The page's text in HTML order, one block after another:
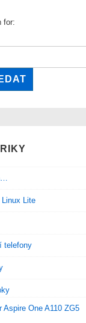
for:
Linux Lite
telefony
Aspire One A110 ZG5